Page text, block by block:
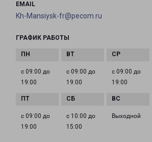
EMAIL
Kh-Mansiysk-fr@pecom.ru
ГРАФИК РАБОТЫ
с 09:00 до
19:00
с 09:00 до
19:00
с 09:00 до
19:00
с 09:00 до
19:00
с 10:00 до
15:00
Выходной